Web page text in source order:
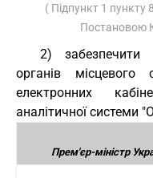
( Підпункт 1 пункту
Постановою
2)
органів
електронних
аналітичної системи
Прем'єр-міністр